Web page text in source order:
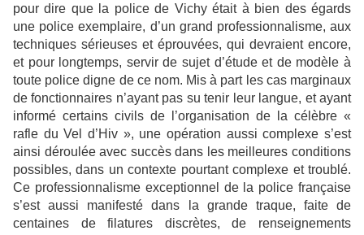
pour dire que la police de Vichy était à bien des égards
une police exemplaire, d’un grand professionnalisme, aux
techniques sérieuses et éprouvées, qui devraient encore,
et pour longtemps, servir de sujet d’étude et de modèle à
toute police digne de ce nom. Mis à part les cas marginaux
de fonctionnaires n’ayant pas su tenir leur langue, et ayant
informé certains civils de l’organisation de la célèbre «
rafle du Vel d’Hiv », une opération aussi complexe s’est
ainsi déroulée avec succès dans les meilleures conditions
possibles, dans un contexte pourtant complexe et troublé.
Ce professionnalisme exceptionnel de la police française
s’est aussi manifesté dans la grande traque, faite de
centaines de filatures discrètes, de renseignements